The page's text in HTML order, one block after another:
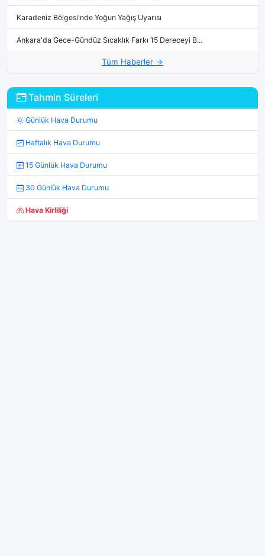
Karadeniz Bölgesi'nde Yoğun Yağış Uyarısı
Ankara'da Gece-Gündüz Sıcaklık Farkı 15 Dereceyi B...
Tüm Haberler →
Tahmin Süreleri
Günlük Hava Durumu
Haftalık Hava Durumu
15 Günlük Hava Durumu
30 Günlük Hava Durumu
Hava Kirliliği